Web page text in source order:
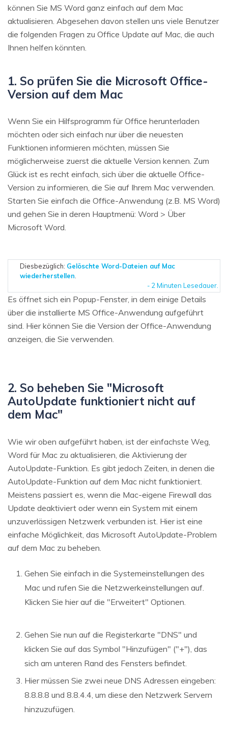
können Sie MS Word ganz einfach auf dem Mac
aktualisieren. Abgesehen davon stellen uns viele Benutzer
die folgenden Fragen zu Office Update auf Mac, die auch
Ihnen helfen könnten.
1. So prüfen Sie die Microsoft Office-
Version auf dem Mac
Wenn Sie ein Hilfsprogramm für Office herunterladen
möchten oder sich einfach nur über die neuesten
Funktionen informieren möchten, müssen Sie
möglicherweise zuerst die aktuelle Version kennen. Zum
Glück ist es recht einfach, sich über die aktuelle Office-
Version zu informieren, die Sie auf Ihrem Mac verwenden.
Starten Sie einfach die Office-Anwendung (z.B. MS Word)
und gehen Sie in deren Hauptmenü: Word > Über
Microsoft Word.
Diesbezüglich: Gelöschte Word-Dateien auf Mac
wiederherstellen
- 2 Minuten Lesedauer.
Es öffnet sich ein Popup-Fenster, in dem einige Details
über die installierte MS Office-Anwendung aufgeführt
sind. Hier können Sie die Version der Office-Anwendung
anzeigen, die Sie verwenden.
2. So beheben Sie "Microsoft
AutoUpdate funktioniert nicht auf
dem Mac"
Wie wir oben aufgeführt haben, ist der einfachste Weg,
Word für Mac zu aktualisieren, die Aktivierung der
AutoUpdate-Funktion. Es gibt jedoch Zeiten, in denen die
AutoUpdate-Funktion auf dem Mac nicht funktioniert.
Meistens passiert es, wenn die Mac-eigene Firewall das
Update deaktiviert oder wenn ein System mit einem
unzuverlässigen Netzwerk verbunden ist. Hier ist eine
einfache Möglichkeit, das Microsoft AutoUpdate-Problem
auf dem Mac zu beheben.
Gehen Sie einfach in die Systemeinstellungen des
Mac und rufen Sie die Netzwerkeinstellungen auf.
Klicken Sie hier auf die "Erweitert" Optionen.
Gehen Sie nun auf die Registerkarte "DNS" und
klicken Sie auf das Symbol "Hinzufügen" ("+"), das
sich am unteren Rand des Fensters befindet.
Hier müssen Sie zwei neue DNS Adressen eingeben:
8.8.8.8 und 8.8.4.4, um diese den Netzwerk Servern
hinzuzufügen.